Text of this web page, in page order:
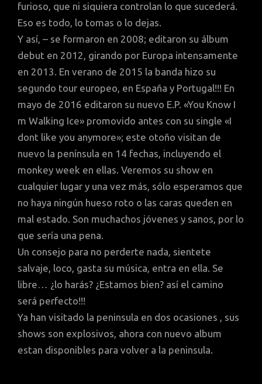
furioso, que ni siquiera controlan lo que sucederá.
Eso es todo, lo tomas o lo dejas.
Y así, – se formaron en 2008; editaron su álbum
debut en 2012, girando por Europa intensamente
en 2013. En verano de 2015 la banda hizo su
segundo tour europeo, en España y Portugal!!! En
mayo de 2016 editaron su nuevo E.P. «You Know I
m Walking Ice» promovido antes con su single «I
dont like you anymore»; este otoño visitan de
nuevo la península en 14 fechas, incluyendo el
monkey week en ellas. Veremos su show en
cualquier lugar y una vez más, sólo esperamos que
no haya ningún hueso roto o las caras queden en
mal estado. Son muchachos jóvenes y sanos, por lo
que sería una pena.
Un consejo para no perderte nada, sientete
salvaje, loco, gasta su música, entra en ella. Se
libre… ¿lo harás? ¿Estamos bien? así el camino
será perfecto!!!
Ya han visitado la peninsula en dos ocasiones , sus
shows son explosivos, ahora con nuevo album
estan disponibles para volver a la peninsula.